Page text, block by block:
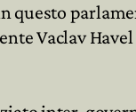
questo
Vaclav